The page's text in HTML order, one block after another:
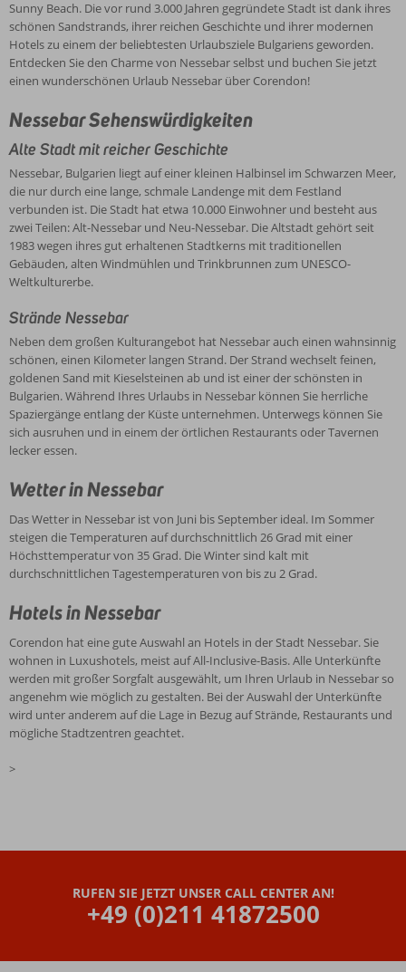
Sunny Beach. Die vor rund 3.000 Jahren gegründete Stadt ist dank ihres
schönen Sandstrands, ihrer reichen Geschichte und ihrer modernen
Hotels zu einem der beliebtesten Urlaubsziele Bulgariens geworden.
Entdecken Sie den Charme von Nessebar selbst und buchen Sie jetzt
einen wunderschönen Urlaub Nessebar über Corendon!
Nessebar Sehenswürdigkeiten
Alte Stadt mit reicher Geschichte
Nessebar, Bulgarien liegt auf einer kleinen Halbinsel im Schwarzen Meer,
die nur durch eine lange, schmale Landenge mit dem Festland
verbunden ist. Die Stadt hat etwa 10.000 Einwohner und besteht aus
zwei Teilen: Alt-Nessebar und Neu-Nessebar. Die Altstadt gehört seit
1983 wegen ihres gut erhaltenen Stadtkerns mit traditionellen
Gebäuden, alten Windmühlen und Trinkbrunnen zum UNESCO-
Weltkulturerbe.
Strände Nessebar
Neben dem großen Kulturangebot hat Nessebar auch einen wahnsinnig
schönen, einen Kilometer langen Strand. Der Strand wechselt feinen,
goldenen Sand mit Kieselsteinen ab und ist einer der schönsten in
Bulgarien. Während Ihres Urlaubs in Nessebar können Sie herrliche
Spaziergänge entlang der Küste unternehmen. Unterwegs können Sie
sich ausruhen und in einem der örtlichen Restaurants oder Tavernen
lecker essen.
Wetter in Nessebar
Das Wetter in Nessebar ist von Juni bis September ideal. Im Sommer
steigen die Temperaturen auf durchschnittlich 26 Grad mit einer
Höchsttemperatur von 35 Grad. Die Winter sind kalt mit
durchschnittlichen Tagestemperaturen von bis zu 2 Grad.
Hotels in Nessebar
Corendon hat eine gute Auswahl an Hotels in der Stadt Nessebar. Sie
wohnen in Luxushotels, meist auf All-Inclusive-Basis. Alle Unterkünfte
werden mit großer Sorgfalt ausgewählt, um Ihren Urlaub in Nessebar so
angenehm wie möglich zu gestalten. Bei der Auswahl der Unterkünfte
wird unter anderem auf die Lage in Bezug auf Strände, Restaurants und
mögliche Stadtzentren geachtet.
>
RUFEN SIE JETZT UNSER CALL CENTER AN!
+49 (0)211 41872500